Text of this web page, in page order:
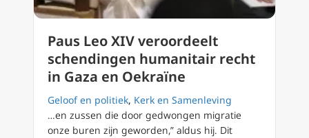
Paus Leo XIV veroordeelt
schendingen humanitair recht
in Gaza en Oekraïne
Geloof en politiek, Kerk en Samenleving
…en zussen die door gedwongen migratie
onze buren zijn geworden,” aldus hij. Dit